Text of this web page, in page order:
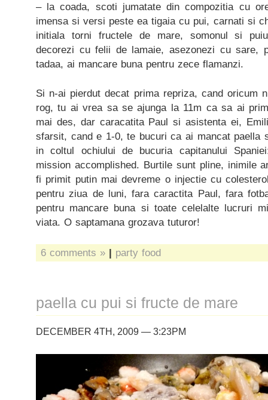
– la coada, scoti jumatate din compozitia cu
imensa si versi peste ea tigaia cu pui, carnati si
initiala torni fructele de mare, somonul si
decorezi cu felii de lamaie, asezonezi cu sare,
tadaa, ai mancare buna pentru zece flamanzi.
Si n-ai pierdut decat prima repriza, cand oricum
rog, tu ai vrea sa se ajunga la 11m ca sa ai
mai des, dar caracatita Paul si asistenta ei,
sfarsit, cand e 1-0, te bucuri ca ai mancat paella
in coltul ochiului de bucuria capitanului
mission accomplished. Burtile sunt pline, inimile
fi primit putin mai devreme o injectie cu
pentru ziua de luni, fara caractita Paul, fara
pentru mancare buna si toate celelalte lucruri
viata. O saptamana grozava tuturor!
6 comments » | party food
paella cu pui si fructe de mare
DECEMBER 4TH, 2009 — 3:23PM